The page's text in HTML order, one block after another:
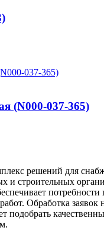
(N000-037-365)
решений для
и строительных
потребности
Обработка
подобрать